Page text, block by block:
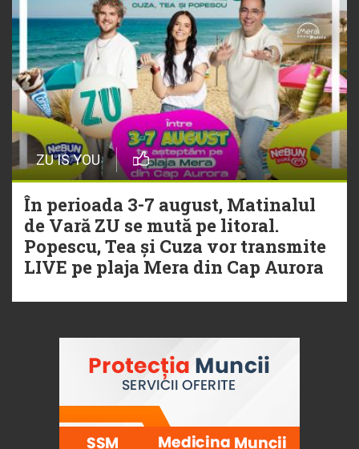
ZU IS YOU
În perioada 3-7 august, Matinalul
de Vară ZU se mută pe litoral.
Popescu, Tea și Cuza vor transmite
LIVE pe plaja Mera din Cap Aurora